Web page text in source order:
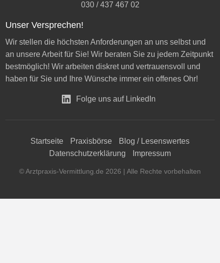
030 / 437 467 02
Unser Versprechen!
Wir stellen die höchsten Anforderungen an uns selbst und
an unsere Arbeit für Sie! Wir beraten Sie zu jedem Zeitpunkt
bestmöglich! Wir arbeiten diskret und vertrauensvoll und
haben für Sie und Ihre Wünsche immer ein offenes Ohr!
Folge uns auf LinkedIn
Startseite Praxisbörse
Blog / Lesenswertes
Datenschutzerklärung
Impressum
© Arztpraxis-Vermittlung.de 2026 | Alle Rechte vorbehalten